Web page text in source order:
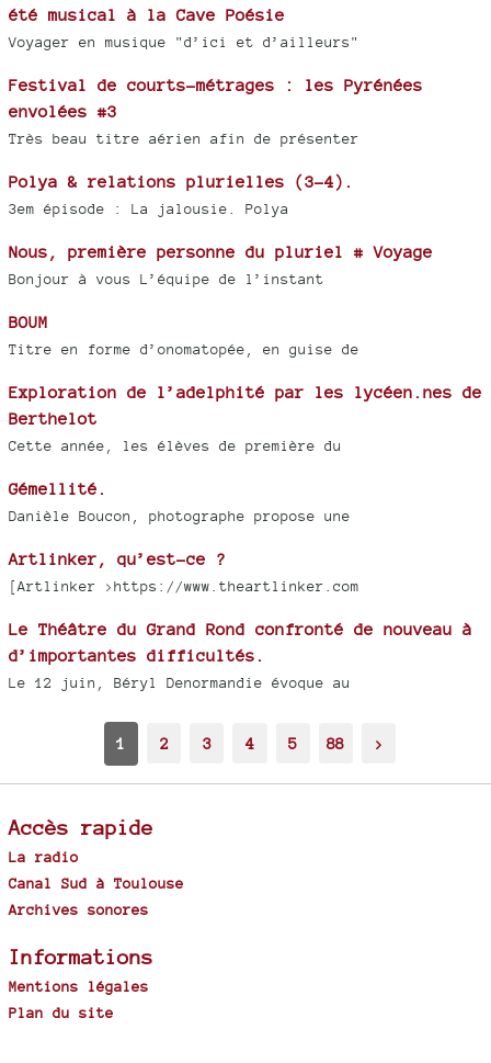
été musical à la Cave Poésie
Voyager en musique "d’ici et d’ailleurs"
Festival de courts-métrages : les Pyrénées
envolées #3
Très beau titre aérien afin de présenter
Polya & relations plurielles (3-4).
3em épisode : La jalousie. Polya
Nous, première personne du pluriel # Voyage
Bonjour à vous L’équipe de l’instant
BOUM
Titre en forme d’onomatopée, en guise de
Exploration de l’adelphité par les lycéen.nes de
Berthelot
Cette année, les élèves de première du
Gémellité.
Danièle Boucon, photographe propose une
Artlinker, qu’est-ce ?
[Artlinker >https://www.theartlinker.com
Le Théâtre du Grand Rond confronté de nouveau à
d’importantes difficultés.
Le 12 juin, Béryl Denormandie évoque au
1 2 3 4 5 88 >
Accès rapide
La radio
Canal Sud à Toulouse
Archives sonores
Informations
Mentions légales
Plan du site